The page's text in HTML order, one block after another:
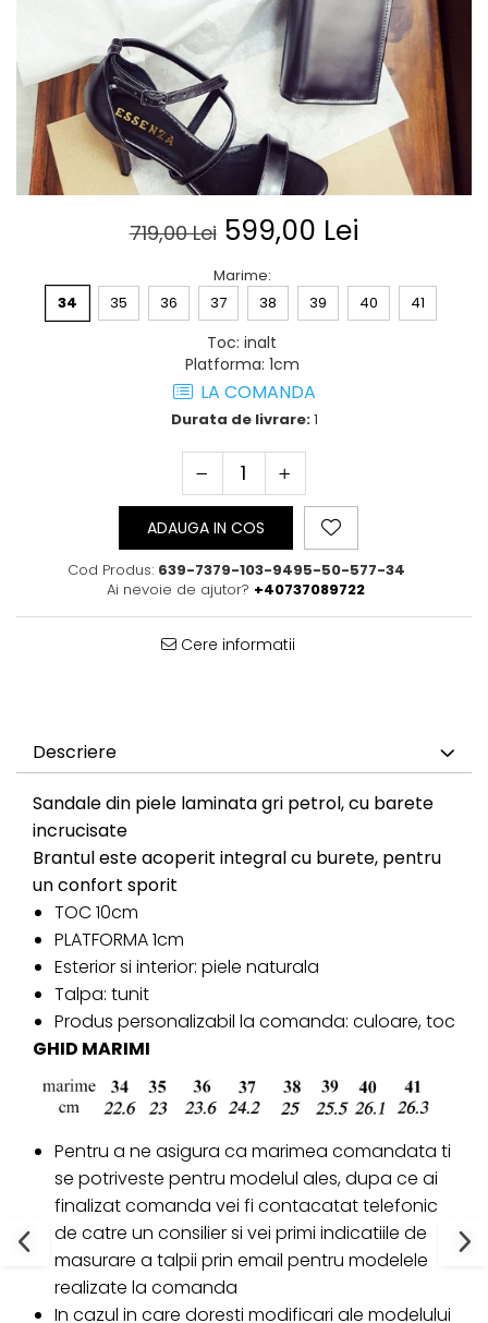
Plic
Saculet
Borsete
Maro
Albastru
719,00 Lei 599,00 Lei
Marime:
34
35 36 37 38 39 40 41
Toc: inalt
Platforma: 1cm
LA COMANDA
Durata de livrare:1
ADAUGA IN COS
Cod Produs: 639-7379-103-9495-50-577-34
Ai nevoie de ajutor? +40737089722
Cere informatii
Descriere
Sandale din piele laminata gri petrol, cu barete
incrucisate
Brantul este acoperit integral cu burete, pentru
un confort sporit
TOC 10cm
PLATFORMA 1cm
Esterior si interior: piele naturala
Talpa: tunit
Produs personalizabil la comanda: culoare, toc
GHID MARIMI
Pentru a ne asigura ca marimea comandata ti
se potriveste pentru modelul ales, dupa ce ai
finalizat comanda vei fi contacatat telefonic
de catre un consilier si vei primi indicatiile de
masurare a talpii prin email pentru modelele
realizate la comanda
In cazul in care doresti modificari ale modelului